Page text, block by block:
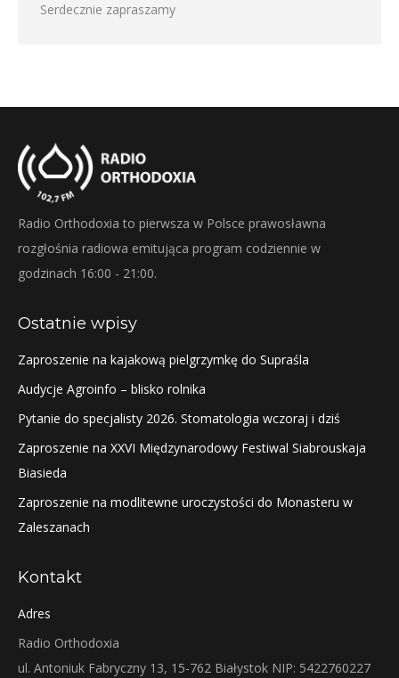
Serdecznie zapraszamy
Radio Orthodoxia to pierwsza w Polsce prawosławna
rozgłośnia radiowa emitująca program codziennie w
godzinach 16:00 - 21:00.
Ostatnie wpisy
Zaproszenie na kajakową pielgrzymkę do Supraśla
Audycje Agroinfo – blisko rolnika
Pytanie do specjalisty 2026. Stomatologia wczoraj i dziś
Zaproszenie na XXVI Międzynarodowy Festiwal Siabrouskaja
Biasieda
Zaproszenie na modlitewne uroczystości do Monasteru w
Zaleszanach
Kontakt
Adres
Radio Orthodoxia
ul. Antoniuk Fabryczny 13, 15-762 Białystok NIP: 5422760227